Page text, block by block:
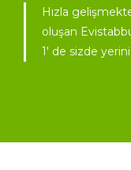
Hızla
oluşan
1' de sizde